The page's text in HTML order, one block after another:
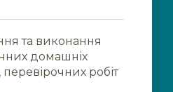
та виконання
домашніх
робіт